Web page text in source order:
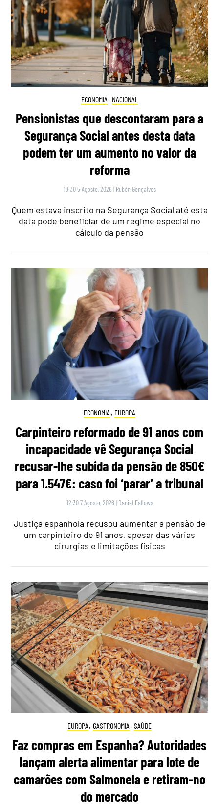
ECONOMIA , NACIONAL
Pensionistas que descontaram para a
Segurança Social antes desta data
podem ter um aumento no valor da
reforma
18:30 5 Agosto, 2026 | Rubén Gonçalves
Quem estava inscrito na Segurança Social até esta
data pode beneficiar de um regime especial no
cálculo da pensão
ECONOMIA , EUROPA
Carpinteiro reformado de 91 anos com
incapacidade vê Segurança Social
recusar-lhe subida da pensão de 850€
para 1.547€: caso foi ‘parar’ a tribunal
12:30 7 Agosto, 2026 | Daniel Fallows
Justiça espanhola recusou aumentar a pensão de
um carpinteiro de 91 anos, apesar das várias
cirurgias e limitações físicas
EUROPA, GASTRONOMIA , SAÚDE
Faz compras em Espanha? Autoridades
lançam alerta alimentar para lote de
camarões com Salmonela e retiram-no
do mercado